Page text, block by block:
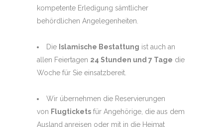
kompetente Erledigung sämtlicher
behördlichen Angelegenheiten.
Die Islamische Bestattung ist auch an
allen Feiertagen 24 Stunden und 7 Tage die
Woche für Sie einsatzbereit.
Wir übernehmen die Reservierungen
von Flugtickets für Angehörige, die aus dem
Ausland anreisen oder mit in die Heimat